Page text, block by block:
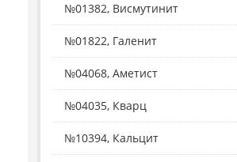
№01382, Висмутинит
№01822, Галенит
№04068, Аметист
№04035, Кварц
№10394, Кальцит